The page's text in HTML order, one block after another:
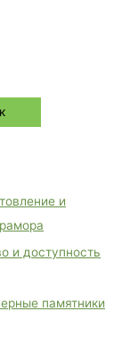
и
и доступность
памятники